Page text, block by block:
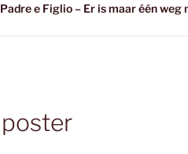
Padre e Figlio – Er is maar één weg
poster